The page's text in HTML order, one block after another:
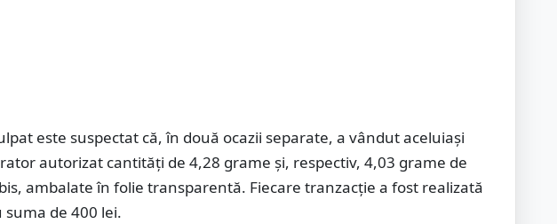
este suspectat că, în două ocazii separate, a vândut aceluiași
autorizat cantități de 4,28 grame și, respectiv, 4,03 grame de
ambalate în folie transparentă. Fiecare tranzacție a fost realizată
de 400 lei.